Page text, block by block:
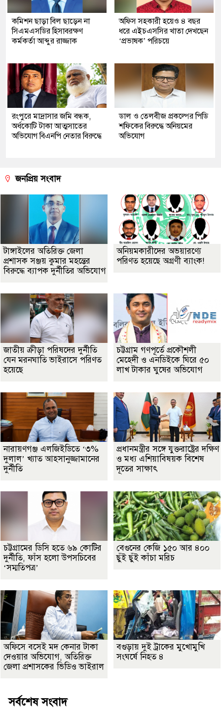
কমিশন ছাড়া বিল ছাড়েন না
সিএমএসডির হিসাবরক্ষণ
কর্মকর্তা আব্দুর রাজ্জাক
অফিস সহকারী হয়েও ৪ বছর
ধরে এইচএসসির খাতা দেখছেন
‘প্রভাষক’ পরিচয়ে
রংপুরে মাদ্রাসার জমি বন্ধক,
অর্ধকোটি টাকা আত্মসাতের
অভিযোগ বিএনপি নেতার বিরুদ্ধে
ডাল ও তেলবীজ প্রকল্পের পিডি
শফিকের বিরুদ্ধে অনিয়মের
অভিযোগ
জনপ্রিয় সংবাদ
টাঙ্গাইলের অতিরিক্ত জেলা
প্রশাসক সঞ্জয় কুমার মহন্তের
বিরুদ্ধে ব্যাপক দুর্নীতির অভিযোগ
অনিয়মকারীদের অভয়ারণ্যে
পরিণত হয়েছে অগ্রণী ব্যাংক!
জাতীয় ক্রীড়া পরিষদের দুর্নীতি
যেন মরনঘাতি ভাইরাসে পরিণত
হয়েছে
চট্টগ্রাম গণপূর্তে প্রকৌশলী
মেহেদী ও এনডিইকে ঘিরে ৫০
লাখ টাকার ঘুষের অভিযোগ
নারায়ণগঞ্জ এলজিইডিতে ‘৩%
দুলাল’ খ্যাত আহসানুজ্জামানের
দুর্নীতি
প্রধানমন্ত্রীর সঙ্গে যুক্তরাষ্ট্রের দক্ষিণ
ও মধ্য এশিয়াবিষয়ক বিশেষ
দূতের সাক্ষাৎ
চট্টগ্রামের ডিসি হতে ৬৯ কোটির
দুর্নীতি, ফাঁস হলো উপসচিবের
‘সম্মতিপত্র’
বেগুনের কেজি ১৫০ আর ৪০০
ছুঁই ছুঁই কাঁচা মরিচ
অফিসে বসেই মদ কেনার টাকা
দেওয়ার অভিযোগ, অতিরিক্ত
জেলা প্রশাসকের ভিডিও ভাইরাল
বগুড়ায় দুই ট্রাকের মুখোমুখি
সংঘর্ষে নিহত ৪
সর্বশেষ সংবাদ